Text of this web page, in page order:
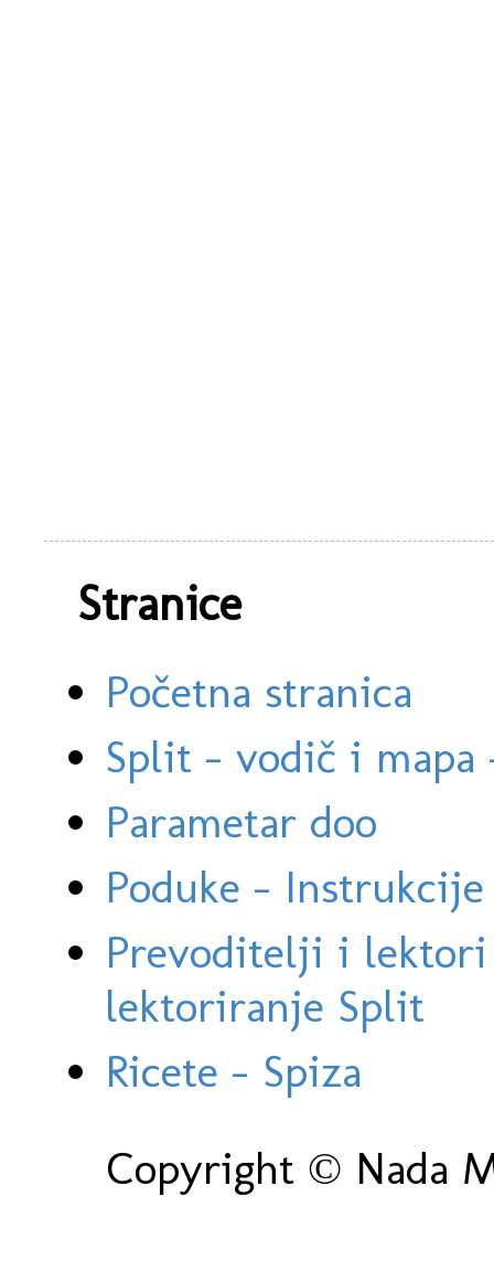
Stranice
Početna stranica
Split - vodič i
Parametar doo
Poduke -
Prevoditelji i
lektoriranje Split
Ricete - Spiza
Copyright © Nada